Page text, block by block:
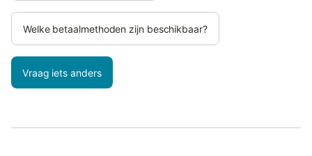
Welke betaalmethoden zijn beschikbaar?
Vraag iets anders